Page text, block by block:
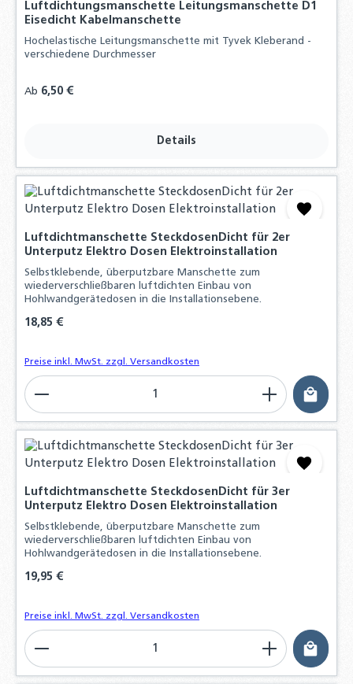
Luftdichtungsmanschette Leitungsmanschette D1
Eisedicht Kabelmanschette
Hochelastische Leitungsmanschette mit Tyvek Kleberand -
verschiedene Durchmesser
Regulärer Preis:
Ab 6,50 €
Details
Luftdichtmanschette SteckdosenDicht für 2er
Unterputz Elektro Dosen Elektroinstallation
Selbstklebende, überputzbare Manschette zum
wiederverschließbaren luftdichten Einbau von
Hohlwandgerätedosen in die Installationsebene.
Regulärer Preis:
18,85 €
Preise inkl. MwSt. zzgl. Versandkosten
Produkt Anzahl: Gib den gewünschten Wert
Luftdichtmanschette SteckdosenDicht für 3er
Unterputz Elektro Dosen Elektroinstallation
Selbstklebende, überputzbare Manschette zum
wiederverschließbaren luftdichten Einbau von
Hohlwandgerätedosen in die Installationsebene.
Regulärer Preis:
19,95 €
Preise inkl. MwSt. zzgl. Versandkosten
Produkt Anzahl: Gib den gewünschten Wert